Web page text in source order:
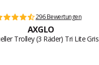
296 Bewertungen
AXGLO
Trolley (3 Räder) Tri Lite Gris